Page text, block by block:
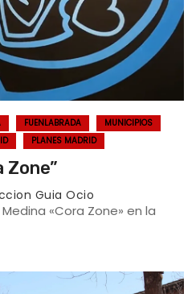
FUENLABRADA
MUNICIPIOS
PLANES MADRID
Zone”
Guia Ocio
«Cora Zone» en la